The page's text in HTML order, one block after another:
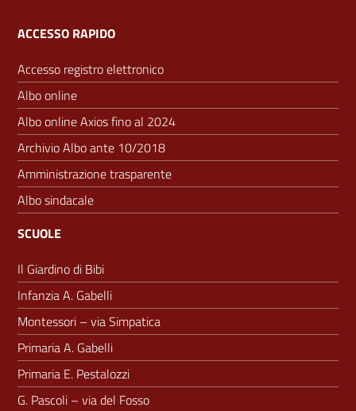
ACCESSO RAPIDO
Accesso registro elettronico
Albo online
Albo online Axios fino al 2024
Archivio Albo ante 10/2018
Amministrazione trasparente
Albo sindacale
SCUOLE
Il Giardino di Bibi
Infanzia A. Gabelli
Montessori – via Simpatica
Primaria A. Gabelli
Primaria E. Pestalozzi
G. Pascoli – via del Fosso